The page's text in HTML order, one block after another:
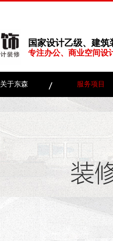
国家设计乙级、建
专注办公、商业空间设
关于东森 服务项目